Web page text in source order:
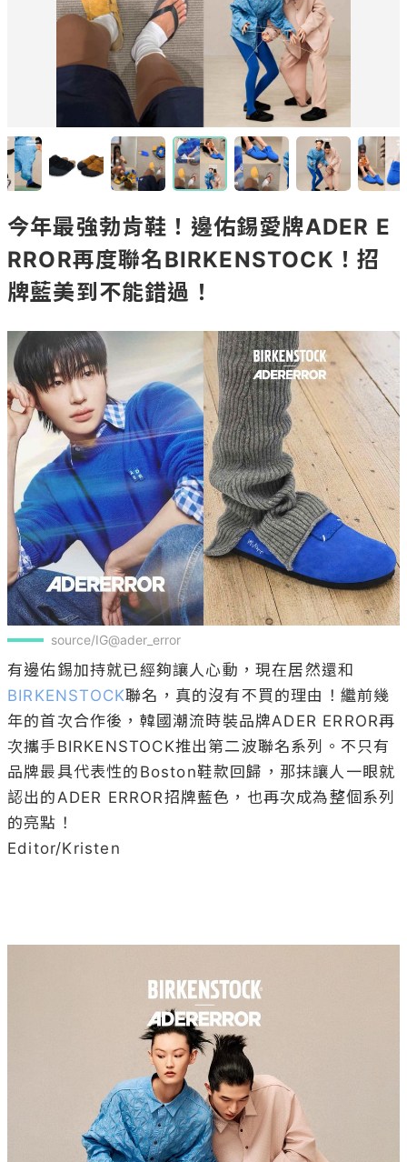
今年最強勃肯鞋！邊佑錫愛牌ADER E
RROR再度聯名BIRKENSTOCK！招
牌藍美到不能錯過！
source/IG@ader_error
有邊佑錫加持就已經夠讓人心動，現在居然還和
BIRKENSTOCK聯名，真的沒有不買的理由！繼前幾
年的首次合作後，韓國潮流時裝品牌ADER ERROR再
次攜手BIRKENSTOCK推出第二波聯名系列。不只有
品牌最具代表性的Boston鞋款回歸，那抹讓人一眼就
認出的ADER ERROR招牌藍色，也再次成為整個系列
的亮點！
Editor/Kristen